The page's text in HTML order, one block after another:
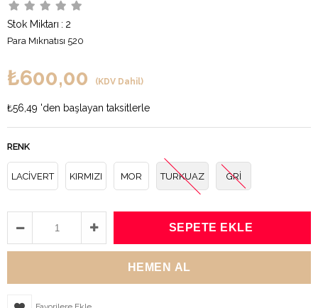
Stok Miktarı : 2
Para Mıknatısı 520
₺600,00 (KDV Dahil)
₺56,49 'den başlayan taksitlerle
RENK
LACİVERT KIRMIZI MOR TURKUAZ GRİ